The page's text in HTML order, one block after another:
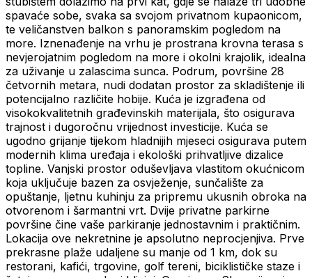
spavaće sobe, svaka sa svojom privatnom kupaonicom,
te veličanstven balkon s panoramskim pogledom na
more. Iznenađenje na vrhu je prostrana krovna terasa s
nevjerojatnim pogledom na more i okolni krajolik, idealna
za uživanje u zalascima sunca. Podrum, površine 28
četvornih metara, nudi dodatan prostor za skladištenje ili
potencijalno različite hobije. Kuća je izgrađena od
visokokvalitetnih građevinskih materijala, što osigurava
trajnost i dugoročnu vrijednost investicije. Kuća se
ugodno grijanje tijekom hladnijih mjeseci osigurava putem
modernih klima uređaja i ekološki prihvatljive dizalice
topline. Vanjski prostor oduševljava vlastitom okućnicom
koja uključuje bazen za osvježenje, sunčalište za
opuštanje, ljetnu kuhinju za pripremu ukusnih obroka na
otvorenom i šarmantni vrt. Dvije privatne parkirne
površine čine vaše parkiranje jednostavnim i praktičnim.
Lokacija ove nekretnine je apsolutno neprocjenjiva. Prve
prekrasne plaže udaljene su manje od 1 km, dok su
restorani, kafići, trgovine, golf tereni, biciklističke staze i